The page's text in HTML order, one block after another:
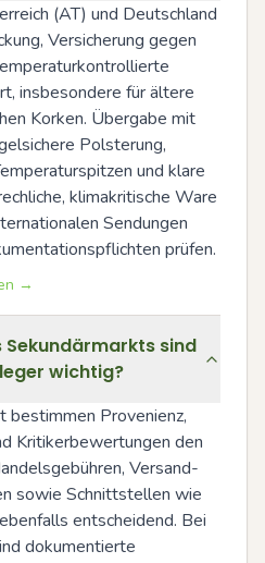
(AT) und Deutschland
Versicherung gegen
insbesondere für ältere
Korken. Übergabe mit
Polsterung,
und klare
klimakritische Ware
Sendungen
prüfen.
→
Sekundärmarkts sind
wichtig?
bestimmen Provenienz,
Kritikerbewertungen den
Versand-
sowie Schnittstellen wie
entscheidend. Bei
dokumentierte